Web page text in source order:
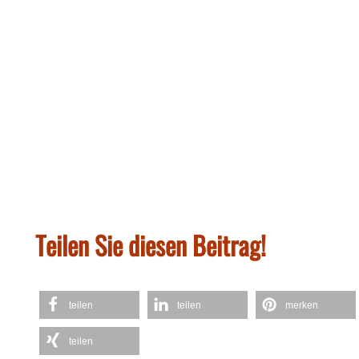
Teilen Sie diesen Beitrag!
teilen teilen merken
teilen